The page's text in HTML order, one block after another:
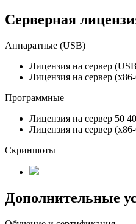
Серверная
Аппаратные (USB)
Лицензия на сервер
Лицензия на сервер
Программные
Лицензия на сервер 50
Лицензия на сервер
Скриншоты
Дополнительные